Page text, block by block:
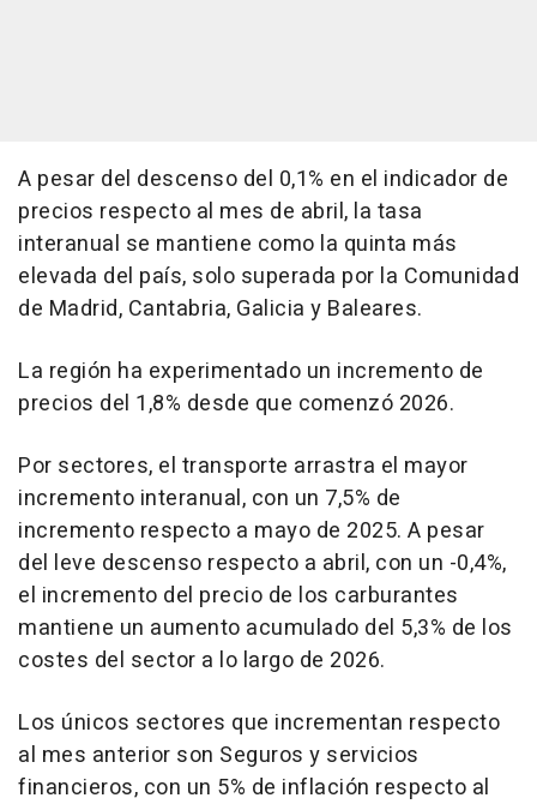
A pesar del descenso del 0,1% en el indicador de
precios respecto al mes de abril, la tasa
interanual se mantiene como la quinta más
elevada del país, solo superada por la Comunidad
de Madrid, Cantabria, Galicia y Baleares.
La región ha experimentado un incremento de
precios del 1,8% desde que comenzó 2026.
Por sectores, el transporte arrastra el mayor
incremento interanual, con un 7,5% de
incremento respecto a mayo de 2025. A pesar
del leve descenso respecto a abril, con un -0,4%,
el incremento del precio de los carburantes
mantiene un aumento acumulado del 5,3% de los
costes del sector a lo largo de 2026.
Los únicos sectores que incrementan respecto
al mes anterior son Seguros y servicios
financieros, con un 5% de inflación respecto al